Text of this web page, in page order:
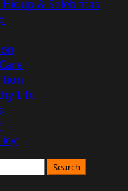
Hidup & Selebritas
Life